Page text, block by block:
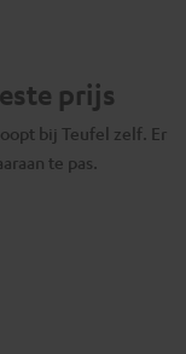
prijs
bij Teufel zelf. Er
te pas.